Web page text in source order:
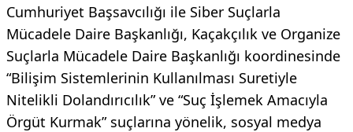
Cumhuriyet Başsavcılığı ile Siber Suçlarla
Mücadele Daire Başkanlığı, Kaçakçılık ve Organize
Suçlarla Mücadele Daire Başkanlığı koordinesinde
“Bilişim Sistemlerinin Kullanılması Suretiyle
Nitelikli Dolandırıcılık” ve “Suç İşlemek Amacıyla
Örgüt Kurmak” suçlarına yönelik, sosyal medya